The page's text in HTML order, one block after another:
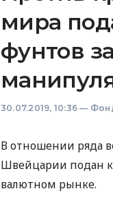
мира
фунтов
30.07.2019, 10:36 —
В отношении ряда
Швейцарии подан
валютном рынке.